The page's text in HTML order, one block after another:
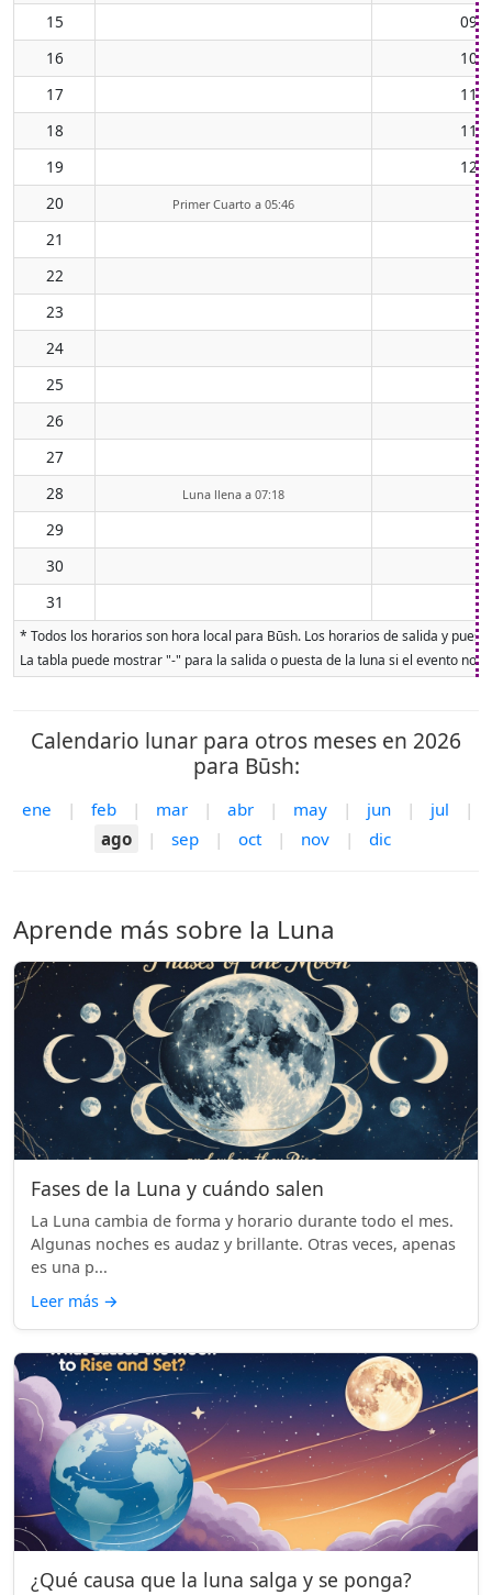
15
16
17
18
19
20
Primer Cuarto a 05:46
21
22
23
24
25
26
27
28
Luna llena a 07:18
29
30
31
* Todos los horarios son hora local para Būsh. Los horarios de salida y
La tabla puede mostrar "-" para la salida o puesta de la luna si el evento no
Calendario lunar para otros meses en 2026
para Būsh:
ene | feb | mar | abr | may | jun | jul
|
ago
| sep | oct | nov | dic
Aprende más sobre la Luna
Fases de la Luna y cuándo salen
La Luna cambia de forma y horario durante todo el mes.
Algunas noches es audaz y brillante. Otras veces, apenas
es una p...
Leer más →
¿Qué causa que la luna salga y se ponga?